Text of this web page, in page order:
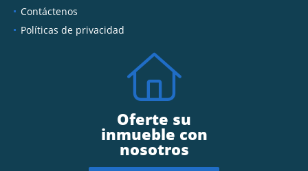
Contáctenos
Políticas de privacidad
Oferte su
inmueble con
nosotros